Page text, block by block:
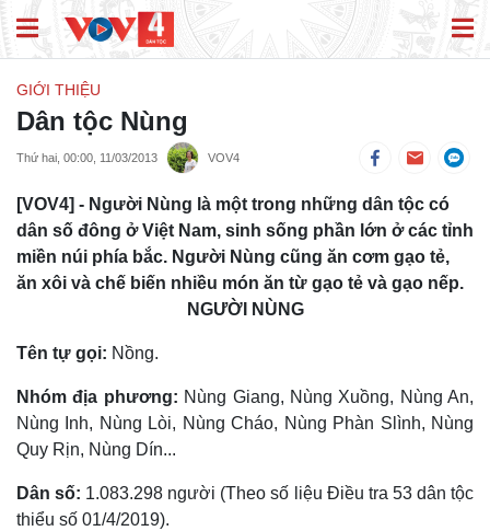
GIỚI THIỆU
Dân tộc Nùng
Thứ hai, 00:00, 11/03/2013 VOV4
[VOV4] - Người Nùng là một trong những dân tộc có
dân số đông ở Việt Nam, sinh sống phần lớn ở các tỉnh
miền núi phía bắc. Người Nùng cũng ăn cơm gạo tẻ,
ăn xôi và chế biến nhiều món ăn từ gạo tẻ và gạo nếp.
NGƯỜI NÙNG
Tên tự gọi: Nồng.
Nhóm địa phương: Nùng Giang, Nùng Xuồng, Nùng An,
Nùng Inh, Nùng Lòi, Nùng Cháo, Nùng Phàn Slình, Nùng
Quy Rịn, Nùng Dín...
Dân số: 1.083.298 người (Theo số liệu Điều tra 53 dân tộc
thiểu số 01/4/2019).